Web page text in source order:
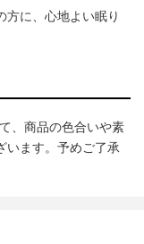
方に、心地よい眠り
、商品の色合いや素
います。予めご了承